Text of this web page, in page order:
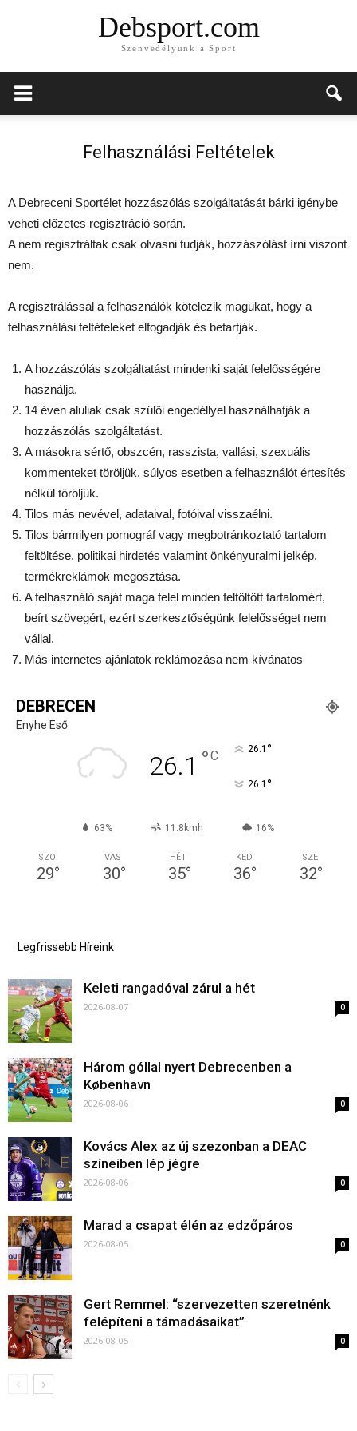
Debsport.com
Szenvedélyünk a Sport
Felhasználási Feltételek
A Debreceni Sportélet hozzászólás szolgáltatását bárki igénybe
veheti előzetes regisztráció során.
A nem regisztráltak csak olvasni tudják, hozzászólást írni viszont
nem.
A regisztrálással a felhasználók kötelezik magukat, hogy a
felhasználási feltételeket elfogadják és betartják.
A hozzászólás szolgáltatást mindenki saját felelősségére
használja.
14 éven aluliak csak szülői engedéllyel használhatják a
hozzászólás szolgáltatást.
A másokra sértő, obszcén, rasszista, vallási, szexuális
kommenteket töröljük, súlyos esetben a felhasználót értesítés
nélkül töröljük.
Tilos más nevével, adataival, fotóival visszaélni.
Tilos bármilyen pornográf vagy megbotránkoztató tartalom
feltöltése, politikai hirdetés valamint önkényuralmi jelkép,
termékreklámok megosztása.
A felhasználó saját maga felel minden feltöltött tartalomért,
beírt szövegért, ezért szerkesztőségünk felelősséget nem
vállal.
Más internetes ajánlatok reklámozása nem kívánatos
DEBRECEN
Enyhe Eső
26.1 °C 26.1 °
26.1 °
63% 11.8kmh 16%
SZO
29°
VAS
30°
HÉT
35°
KED
36°
SZE
32°
Legfrissebb Híreink
Keleti rangadóval zárul a hét
2026-08-07 0
Három góllal nyert Debrecenben a
København
2026-08-06 0
Kovács Alex az új szezonban a DEAC
színeiben lép jégre
2026-08-06 0
Marad a csapat élén az edzőpáros
2026-08-05 0
Gert Remmel: “szervezetten szeretnénk
felépíteni a támadásaikat”
2026-08-05 0